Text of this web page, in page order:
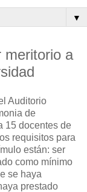
▼
meritorio a
Auditorio
de
15 docentes de
requisitos para
están: ser
como mínimo
se haya
prestado